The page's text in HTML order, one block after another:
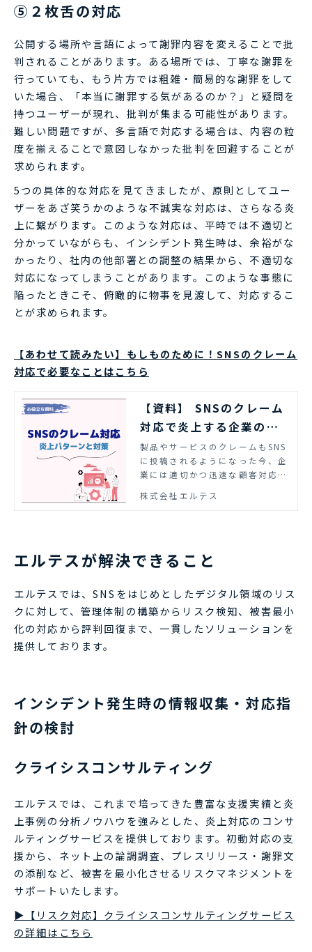
⑤２枚舌の対応
公開する場所や言語によって謝罪内容を変えることで批
判されることがあります。ある場所では、丁寧な謝罪を
行っていても、もう片方では粗雑・簡易的な謝罪をして
いた場合、「本当に謝罪する気があるのか？」と疑問を
持つユーザーが現れ、批判が集まる可能性があります。
難しい問題ですが、多言語で対応する場合は、内容の粒
度を揃えることで意図しなかった批判を回避することが
求められます。
5つの具体的な対応を見てきましたが、原則としてユー
ザーをあざ笑うかのような不誠実な対応は、さらなる炎
上に繋がります。このような対応は、平時では不適切と
分かっていながらも、インシデント発生時は、余裕がな
かったり、社内の他部署との調整の結果から、不適切な
対応になってしまうことがあります。このような事態に
陥ったときこそ、俯瞰的に物事を見渡して、対応するこ
とが求められます。
【あわせて読みたい】もしものために！SNSのクレーム
対応で必要なことはこちら
【資料】 SNSのクレーム
対応で炎上する企業のパ
ターンと対策 | エルテス
製品やサービスのクレームもSNS
に投稿されるようになった今、企
業には適切かつ迅速な顧客対応が
料では、SNSのクレーム対応の炎
株式会社エルテス
エルテスが解決できること
エルテスでは、SNSをはじめとしたデジタル領域のリス
クに対して、管理体制の構築からリスク検知、被害最小
化の対応から評判回復まで、一貫したソリューションを
提供しております。
インシデント発生時の情報収集・対応指
針の検討
クライシスコンサルティング
エルテスでは、これまで培ってきた豊富な支援実績と炎
上事例の分析ノウハウを強みとした、炎上対応のコンサ
ルティングサービスを提供しております。初動対応の支
援から、ネット上の論調調査、プレスリリース・謝罪文
の添削など、被害を最小化させるリスクマネジメントを
サポートいたします。
▶【リスク対応】クライシスコンサルティングサービス
の詳細はこちら